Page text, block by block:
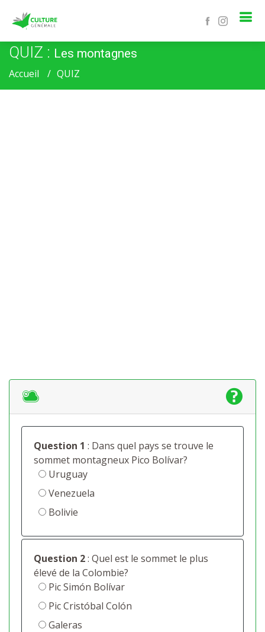
QUIZ : Les montagnes
Accueil QUIZ
Question 1 : Dans quel pays se trouve le
sommet montagneux Pico Bolívar?
Uruguay
Venezuela
Bolivie
Question 2: Quel est le sommet le plus
élevé de la Colombie?
Pic Simón Bolívar
Pic Cristóbal Colón
Galeras